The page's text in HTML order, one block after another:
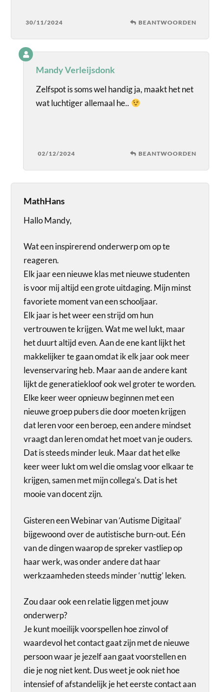
30/11/2024 BEANTWOORDEN
Mandy Verleijsdonk
Zelfspot is soms wel handig ja, maakt het net
wat luchtiger allemaal he..
02/12/2024 BEANTWOORDEN
MathHans
Hallo Mandy,
Wat een inspirerend onderwerp om op te
reageren.
Elk jaar een nieuwe klas met nieuwe studenten
is voor mij altijd een grote uitdaging. Mijn minst
favoriete moment van een schooljaar.
Elk jaar is het weer een strijd om hun
vertrouwen te krijgen. Wat me wel lukt, maar
het duurt altijd even. Aan de ene kant lijkt het
makkelijker te gaan omdat ik elk jaar ook meer
levenservaring heb. Maar aan de andere kant
lijkt de generatiekloof ook wel groter te worden.
Elke keer weer opnieuw beginnen met een
nieuwe groep pubers die door moeten krijgen
dat leren voor een beroep, een andere mindset
vraagt dan leren omdat het moet van je ouders.
Dat is steeds minder leuk. Maar dat het elke
keer weer lukt om wel die omslag voor elkaar te
krijgen, samen met mijn collega’s. Dat is het
mooie van docent zijn.
Gisteren een Webinar van ‘Autisme Digitaal’
bijgewoond over de autistische burn-out. Eén
van de dingen waarop de spreker vastliep op
haar werk, was onder andere dat haar
werkzaamheden steeds minder ‘nuttig’ leken.
Zou daar ook een relatie liggen met jouw
onderwerp?
Je kunt moeilijk voorspellen hoe zinvol of
waardevol het contact gaat zijn met de nieuwe
persoon waar je jezelf aan gaat voorstellen en
die je nog niet kent. Dus weet je ook niet hoe
intensief of afstandelijk je het eerste contact aan